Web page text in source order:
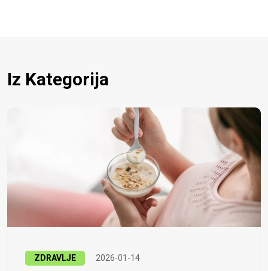
Iz Kategorija
ZDRAVLJE 2026-01-14